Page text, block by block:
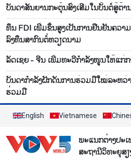
ບັນ​ດາ​ສັນ​ຍານກະ​ຕຸ້ນ​ສົ່ງ​ເສີມ​ໃນ​ບັ້ນ​ຕໍ່​ສູ້​ຕ້າ
ທຶນ FDI ເພີ່ມຂຶ້ນສູງເປັນການຢືນຢັນຄວາ
ລົງທຶນສາກົນຕໍ່ຫວຽດນາມ
ລັດເຊຍ - ຈີນ ເພີ່ມທະວີກຳລັງໜູນໃຫ້ແກ່
ບັນ​ດາ​ກຳ​ລັງ​ຝັກ​ດັນ​ການ​ຮ່ວມ​ມື​ໃໝ່​ລະ​ຫວ່
ຮ່ວມ​ມື
English Vietnamese
ພະແນກຕ່າງປະ
ສະຖານີວິທະຍຸສ